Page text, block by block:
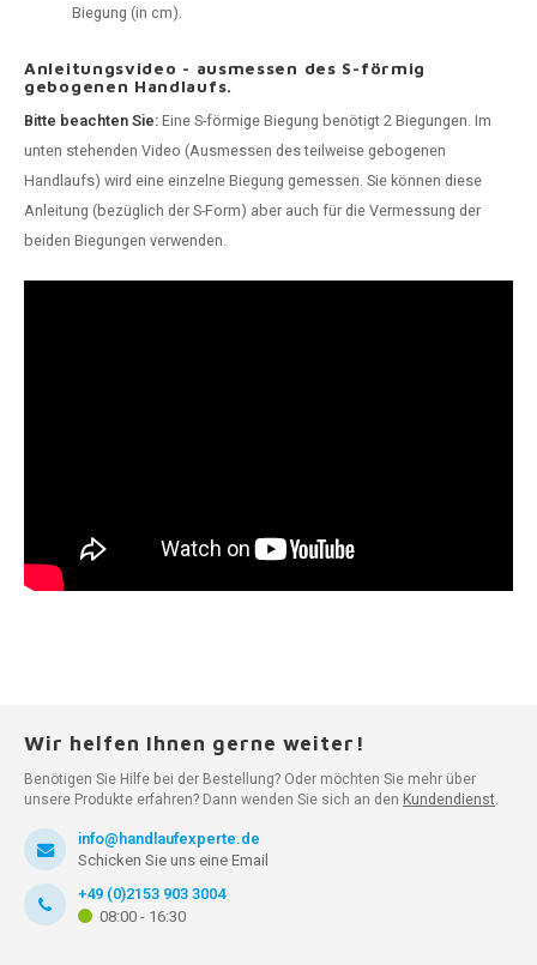
Biegung (in cm).
Anleitungsvideo - ausmessen des S-förmig
gebogenen Handlaufs.
Bitte beachten Sie:Eine S-förmige Biegung benötigt 2 Biegungen. Im
unten stehenden Video (Ausmessen des teilweise gebogenen
Handlaufs) wird eine einzelne Biegung gemessen. Sie können diese
Anleitung (bezüglich der S-Form) aber auch für die Vermessung der
beiden Biegungen verwenden.
Wir helfen Ihnen gerne weiter!
Benötigen Sie Hilfe bei der Bestellung? Oder möchten Sie mehr über
unsere Produkte erfahren? Dann wenden Sie sich an den Kundendienst.
info@handlaufexperte.de
Schicken Sie uns eine Email
+49 (0)2153 903 3004
08:00 - 16:30